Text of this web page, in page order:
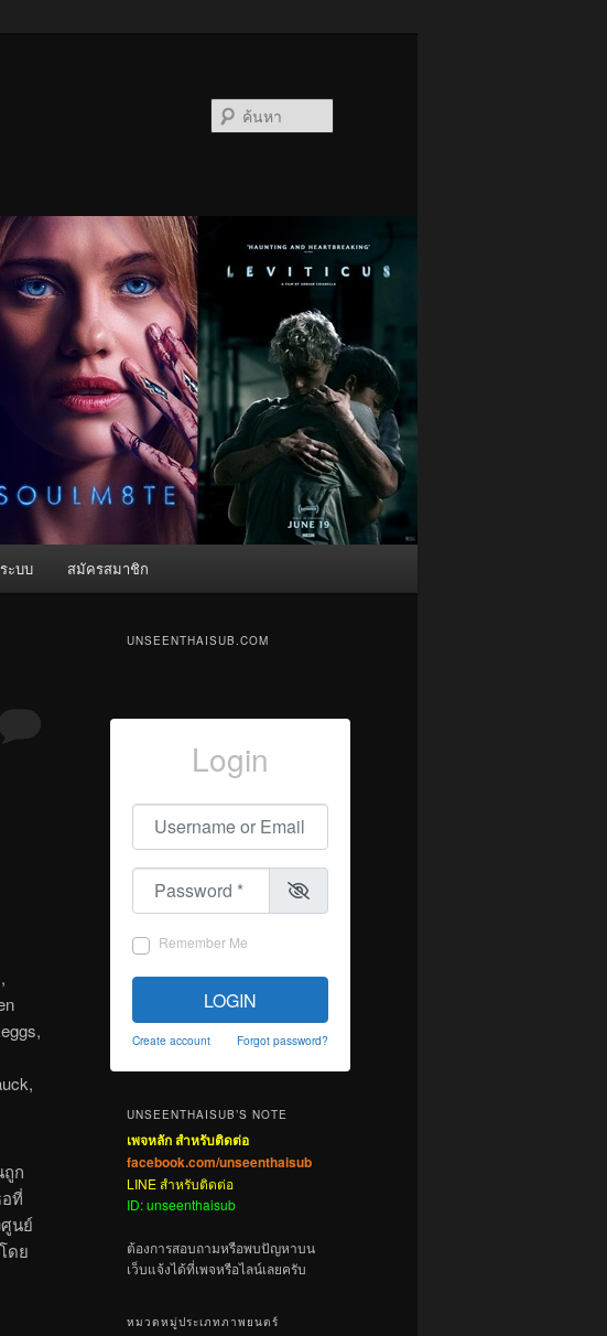
ะบบ สมัครสมาชิก
ถูก
ที่
ศูนย์
ดย
UNSEENTHAISUB.COM
Login
Username or Email
Password
Remember Me
LOGIN
Create account Forgot password?
UNSEENTHAISUB’S NOTE
เพจหลัก สำหรับติดต่อ
facebook.com/unseenthaisub
LINE สำหรับติดต่อ
ID: unseenthaisub
ต้องการสอบถามหรือพบปัญหาบน
เว็บแจ้งได้ที่เพจหรือไลน์เลยครับ
หมวดหมู่ประเภทภาพยนตร์